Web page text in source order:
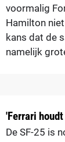
voormalig
Hamilton
kans dat de
namelijk
'Ferrari
De SF-25 is